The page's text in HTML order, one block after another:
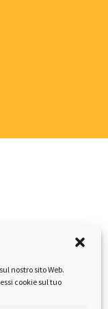
nostro sito Web.
cookie sul tuo